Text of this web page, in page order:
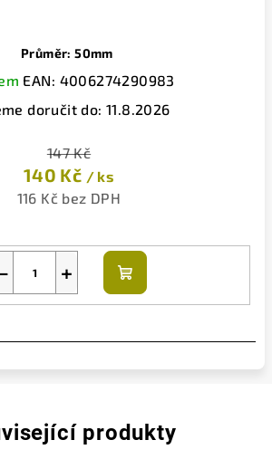
Průměr: 50mm
EAN: 4006274290983
doručit do: 11.8.2026
147 Kč
140 Kč / ks
116 Kč bez DPH
+
Do
košíku
produkty